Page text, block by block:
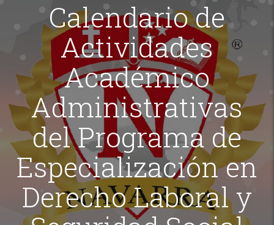
Calendario de
Actividades
Académico
Administrativas
del Programa de
Especialización en
Derecho Laboral y